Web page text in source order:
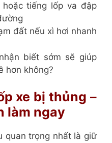
hoặc tiếng lốp va đập
đất nếu xì hơi nhanh
biết sớm sẽ giúp
hơn không?
xe bị thủng –
làm ngay
quan trọng nhất là giữ